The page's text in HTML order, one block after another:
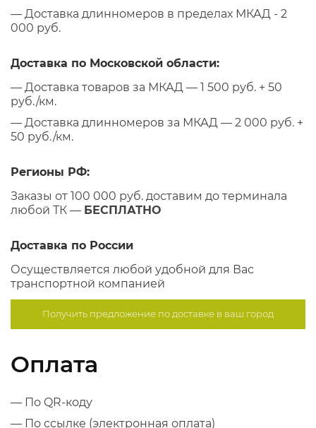
— Доставка длинномеров в пределах МКАД - 2
000 руб.
Доставка по Московской области:
— Доставка товаров за МКАД — 1 500 руб. + 50
руб./км.
— Доставка длинномеров за МКАД — 2 000 руб. +
50 руб./км.
Регионы РФ:
Заказы от 100 000 руб. доставим до терминала
любой ТК — БЕСПЛАТНО
Доставка по России
Осуществляется любой удобной для Вас
транспортной компанией
Получить предложение подоставке в ваш город
Оплата
— По QR-коду
— По ссылке (электронная оплата)